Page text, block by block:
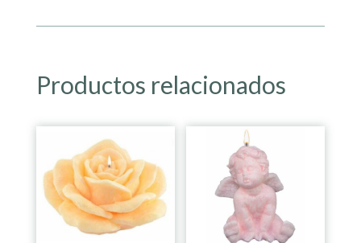
Productos relacionados